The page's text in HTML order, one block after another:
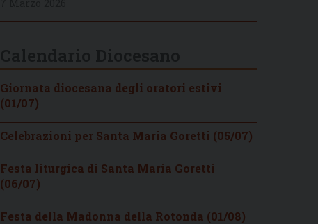
Giornata diocesana degli oratori estivi
(01/07)
Celebrazioni per Santa Maria Goretti (05/07)
Festa liturgica di Santa Maria Goretti
(06/07)
Festa della Madonna della Rotonda (01/08)